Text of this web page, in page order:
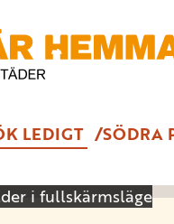
LEDIGT SÖDRA
i fullskärmsläge